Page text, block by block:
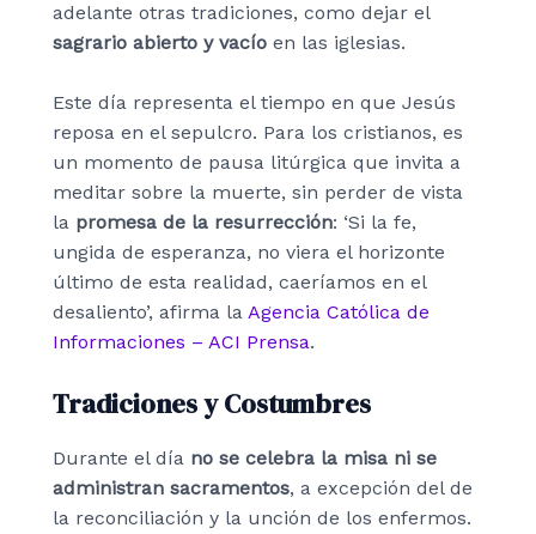
adelante otras tradiciones, como dejar el
sagrario abierto y vacío en las iglesias.
Este día representa el tiempo en que Jesús
reposa en el sepulcro. Para los cristianos, es
un momento de pausa litúrgica que invita a
meditar sobre la muerte, sin perder de vista
la promesa de la resurrección: ‘Si la fe,
ungida de esperanza, no viera el horizonte
último de esta realidad, caeríamos en el
desaliento’, afirma la Agencia Católica de
Informaciones – ACI Prensa.
Tradiciones y Costumbres
Durante el día no se celebra la misa ni se
administran sacramentos, a excepción del de
la reconciliación y la unción de los enfermos.